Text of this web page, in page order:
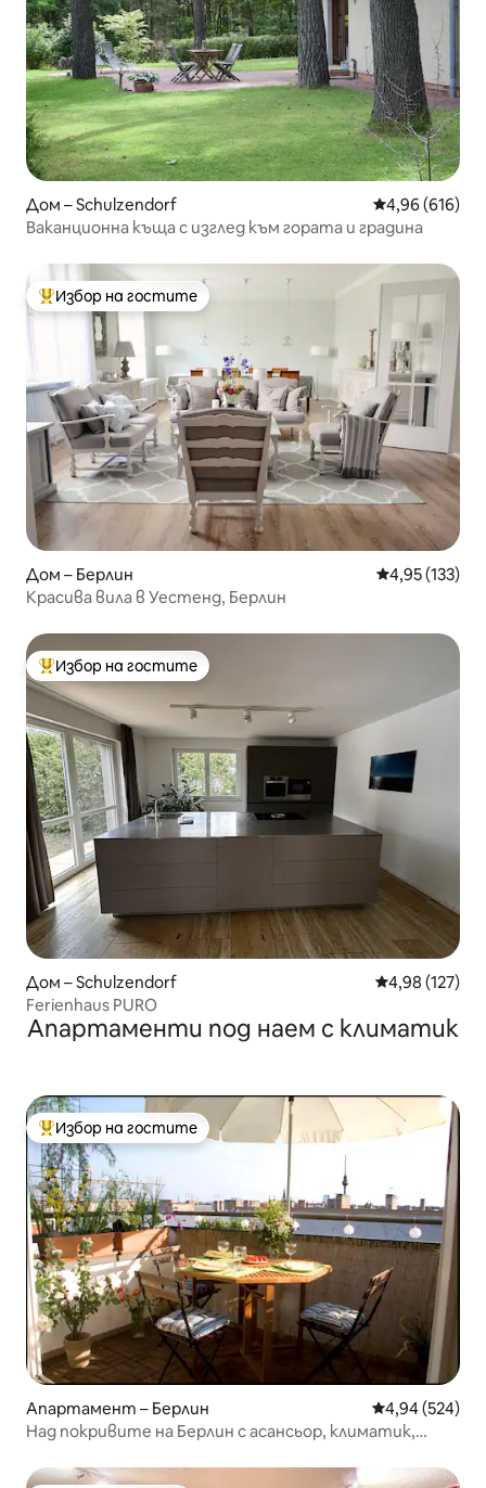
Дом – Schulzendorf Средна
4,96 (616)
Ваканционна къща с изглед към гората и градина
Най-популярен избор на гостите
Избор на гостите
Дом – Берлин Средна
4,95 (133)
Красива вила в Уестенд, Берлин
Най-популярен избор на гостите
Избор на гостите
Дом – Schulzendorf Средна
4,98 (127)
Ferienhaus PURO
Апартаменти под наем с климатик
Най-популярен избор на гостите
Избор на гостите
Апартамент – Берлин Средна
4,94 (524)
Над покривите на Берлин с асансьор, климатик,